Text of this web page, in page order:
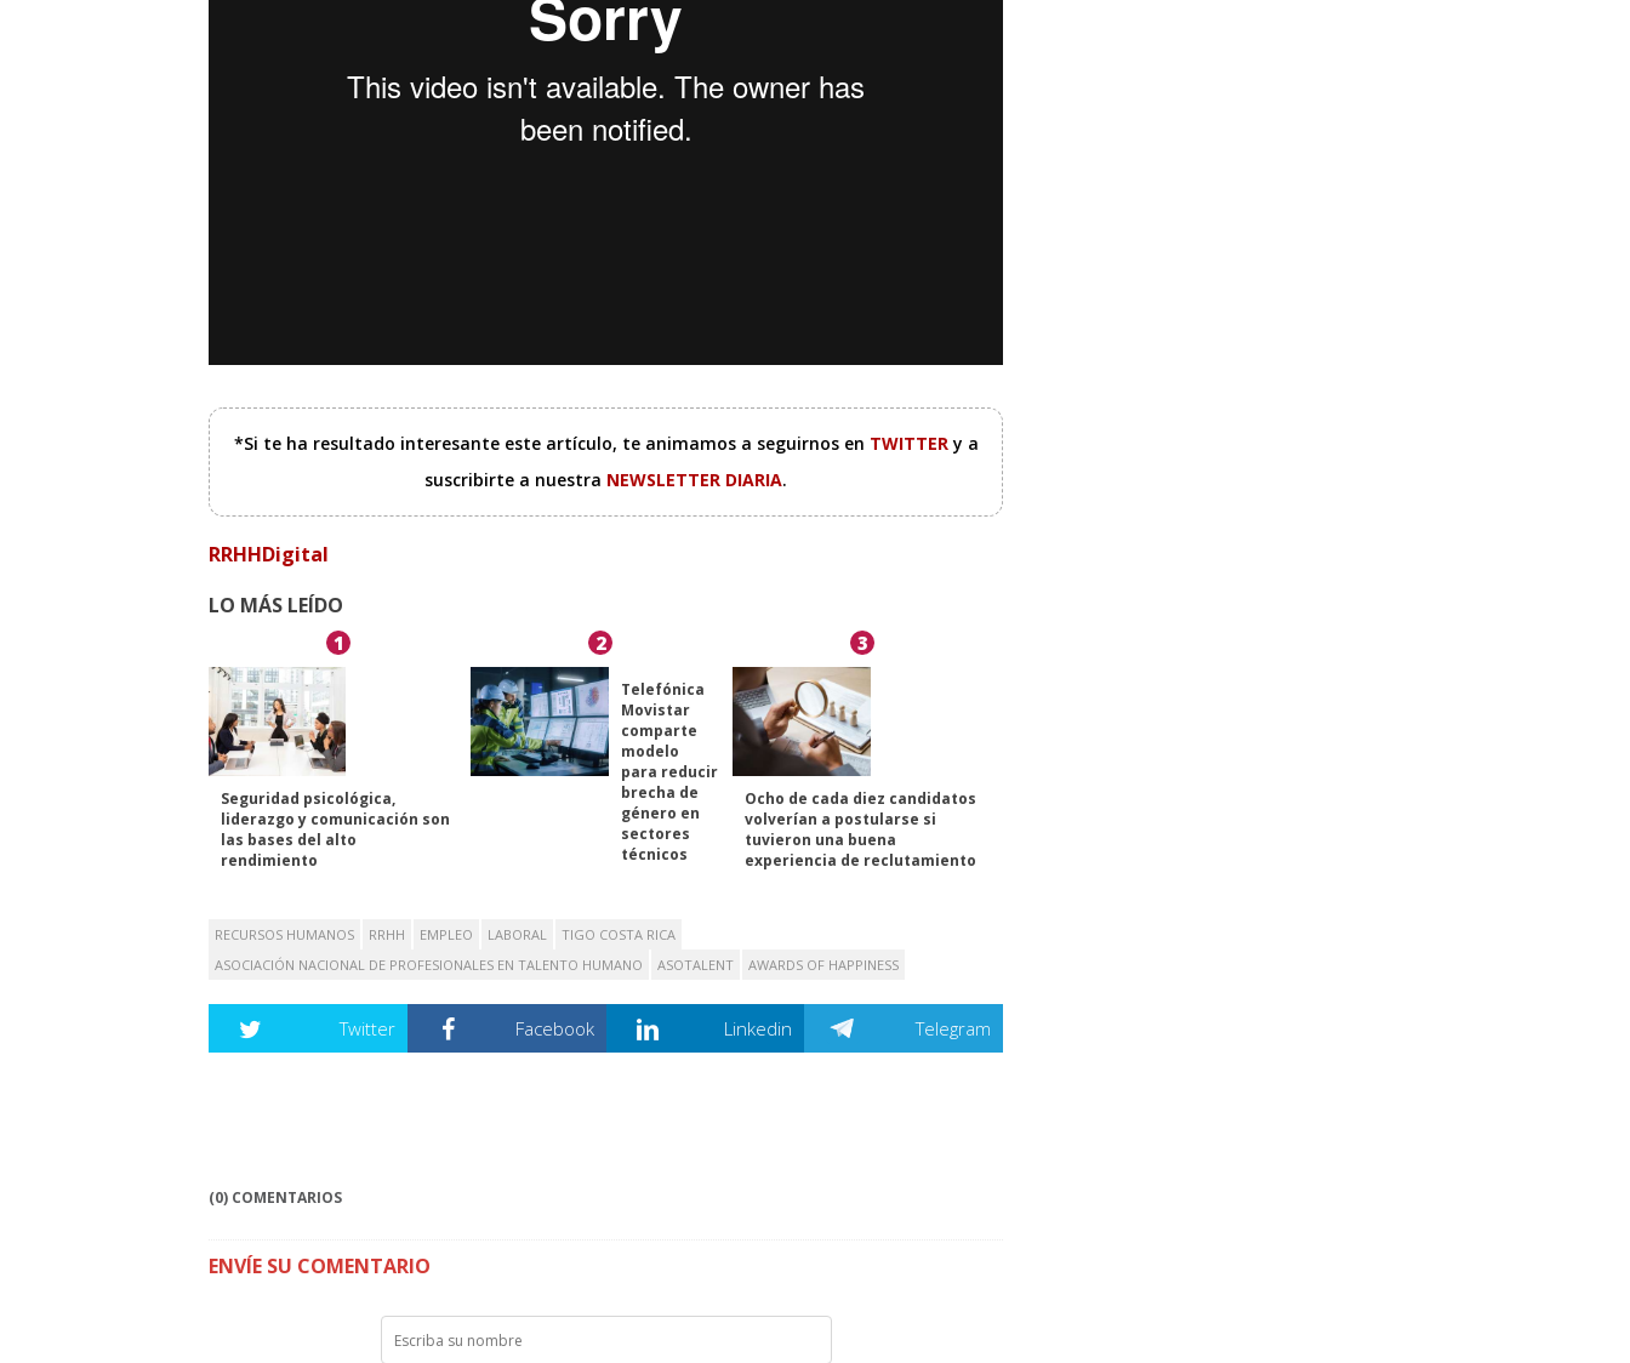
*Si te ha resultado interesante este artículo, te animamos a seguirnos en TWITTERy a
suscribirte a nuestra NEWSLETTER DIARIA.
RRHHDigital
LO MÁS LEÍDO
1
Seguridad psicológica,
liderazgo y comunicación son
las bases del alto
rendimiento
2
Telefónica
Movistar
comparte
modelo
para reducir
brecha de
género en
sectores
técnicos
3
Ocho de cada diez candidatos
volverían a postularse si
tuvieron una buena
experiencia de reclutamiento
RECURSOS HUMANOS RRHH EMPLEO LABORAL
TIGO COSTA RICA
ASOCIACIÓN NACIONAL DE PROFESIONALES EN TALENTO HUMANO
ASOTALENT AWARDS OF HAPPINESS
Twitter Facebook Linkedin Telegram
(0) COMENTARIOS
ENVÍE SU COMENTARIO